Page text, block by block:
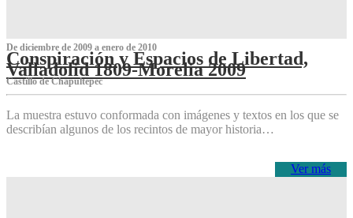
De diciembre de 2009 a enero de 2010
Conspiración y Espacios de Libertad,
Valladolid 1809-Morelia 2009
Castillo de Chapultepec
La muestra estuvo conformada con imágenes y textos en los que se
describían algunos de los recintos de mayor historia…
Ver más